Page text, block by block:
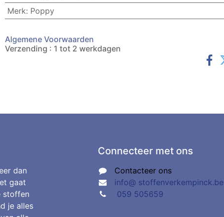
Merk: Poppy
Algemene Voorwaarden
Verzending : 1 tot 2 werkdagen
dan
gaat
stoffen
je alles
Connecteer met ons
Contacteer ons
info@ stoffenverkempinck.be
059 505659